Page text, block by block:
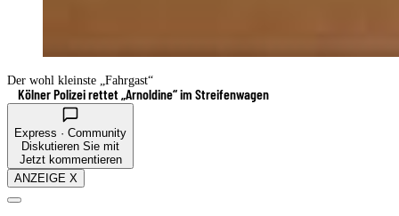
Der wohl kleinste „Fahrgast“
Kölner Polizei rettet „Arnoldine“ im Streifenwagen
Express · Community
Diskutieren Sie mit
Jetzt kommentieren
ANZEIGE X